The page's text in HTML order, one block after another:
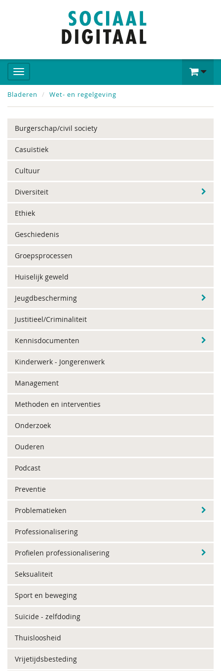
Bladeren Wet- en regelgeving
Burgerschap/civil society
Casuïstiek
Cultuur
Diversiteit
Ethiek
Geschiedenis
Groepsprocessen
Huiselijk geweld
Jeugdbescherming
Justitieel/Criminaliteit
Kennisdocumenten
Kinderwerk - Jongerenwerk
Management
Methoden en interventies
Onderzoek
Ouderen
Podcast
Preventie
Problematieken
Professionalisering
Profielen professionalisering
Seksualiteit
Sport en beweging
Suïcide - zelfdoding
Thuisloosheid
Vrijetijdsbesteding